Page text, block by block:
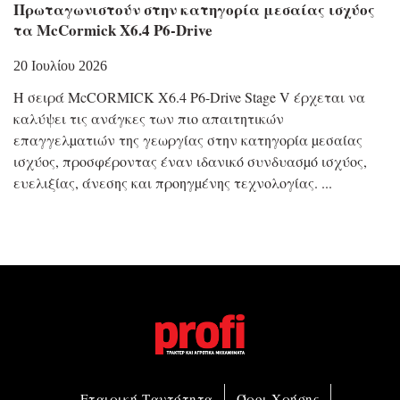
Πρωταγωνιστούν στην κατηγορία μεσαίας ισχύος
τα McCormick X6.4 P6-Drive
20 Ιουλίου 2026
Η σειρά McCORMICK X6.4 P6-Drive Stage V έρχεται να
καλύψει τις ανάγκες των πιο απαιτητικών
επαγγελµατιών της γεωργίας στην κατηγορία µεσαίας
ισχύος, προσφέροντας έναν ιδανικό συνδυασµό ισχύος,
ευελιξίας, άνεσης και προηγµένης τεχνολογίας.